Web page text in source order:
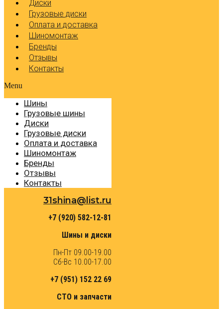
Диски
Грузовые диски
Оплата и доставка
Шиномонтаж
Бренды
Отзывы
Контакты
Menu
Шины
Грузовые шины
Диски
Грузовые диски
Оплата и доставка
Шиномонтаж
Бренды
Отзывы
Контакты
31shina@list.ru
+7 (920) 582-12-81
Шины и диски
Пн-Пт 09.00-19.00
Сб-Вс 10.00-17.00
+7 (951) 152 22 69
СТО и запчасти